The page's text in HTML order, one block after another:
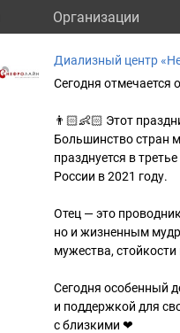
Организации
Диализный центр
Сегодня отмечается
👨🏻‍👶🏻 Этот
Большинство стран
празднуется в
России в 2021 году.
Отец — это
но и жизненным
мужества,
Сегодня особенный
и поддержкой для
с близкими ❤